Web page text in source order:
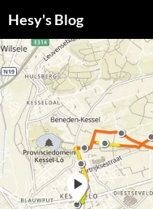
naar
de
inhoud
Hesy's Blog